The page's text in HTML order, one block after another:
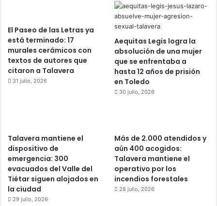
El Paseo de las Letras ya
está terminado: 17
murales cerámicos con
textos de autores que
citaron a Talavera
31 julio, 2026
Aequitas Legis logra la
absolución de una mujer
que se enfrentaba a
hasta 12 años de prisión
en Toledo
30 julio, 2026
Talavera mantiene el
dispositivo de
emergencia: 300
evacuados del Valle del
Tiétar siguen alojados en
la ciudad
29 julio, 2026
Más de 2.000 atendidos y
aún 400 acogidos:
Talavera mantiene el
operativo por los
incendios forestales
28 julio, 2026